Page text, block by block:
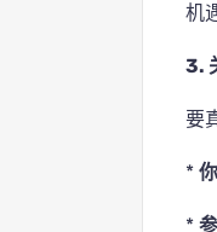
机
3.
要
*
*